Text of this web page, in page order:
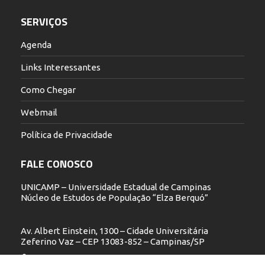
SERVIÇOS
Agenda
Links Interessantes
Como Chegar
Webmail
Política de Privacidade
FALE CONOSCO
UNICAMP – Universidade Estadual de Campinas
Núcleo de Estudos de População “Elza Berquó”
Av. Albert Einstein, 1300 – Cidade Universitária
Zeferino Vaz – CEP 13083-852 – Campinas/SP